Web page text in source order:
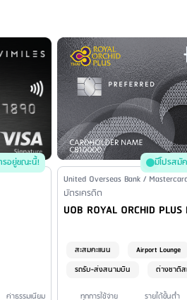
าร ไม่มีค่าธรรมเนียม ชำระผ่านระบบ
บาท) ธนาคารกรุงศรีอยุธยา อัตราร้อยล
าท/รายการ (ไม่จำกัดยอดชำระ) เขตต่างจั
1,000 บาท (สำหรับยอดที่เกิน 100,000 บาท)
ร (ต่อยอดชำระทุก 50,000 บาท) - เคาเตอร์
การ เขตต่างจังหวัด - ที่ทำการไปรษณีย์ 10
- เอ็มเปย์ สเตชั่น 15 บาท/รายการ - ทรู มันนี่
อยู่ขณะนี้!
ค่าธรรมเนียม
มีโปรสมั
Issuer Name / Credit Card Type
United Overseas Bank /
Financial Product Type
บัตรเครดิต
Credit Card Name
UOB ROYAL ORCHID PLUS
สะสมคะแนน Airport Lounge
รถรับ-ส่งสนามบิน
ต่างชาติ
ทุกการใช้จ่าย รายได้ขั้นต่ำ